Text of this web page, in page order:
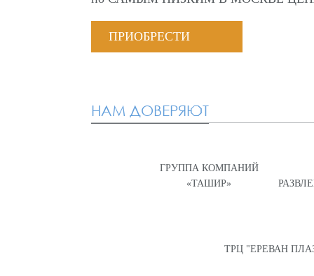
ПРИОБРЕСТИ
НАМ ДОВЕРЯЮТ
ГРУППА КОМПАНИЙ
«ТАШИР»
ТРЦ "ЕРЕВАН